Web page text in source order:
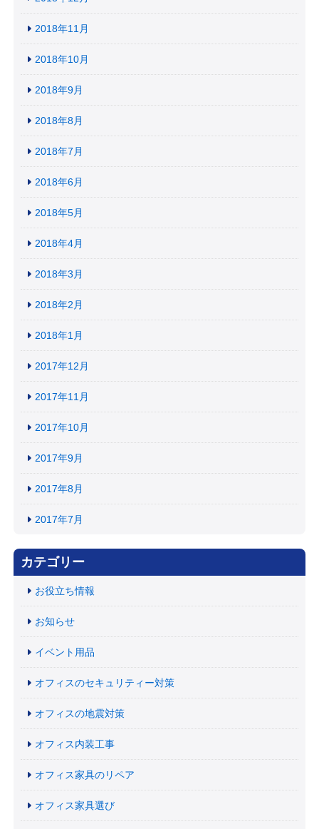
2018年11月
2018年10月
2018年9月
2018年8月
2018年7月
2018年6月
2018年5月
2018年4月
2018年3月
2018年2月
2018年1月
2017年12月
2017年11月
2017年10月
2017年9月
2017年8月
2017年7月
カテゴリー
お役立ち情報
お知らせ
イベント用品
オフィスのセキュリティー対策
オフィスの地震対策
オフィス内装工事
オフィス家具のリペア
オフィス家具選び